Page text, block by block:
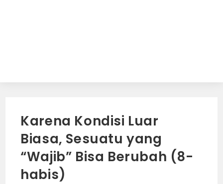
Karena Kondisi Luar
Biasa, Sesuatu yang
“Wajib” Bisa Berubah (8-
habis)